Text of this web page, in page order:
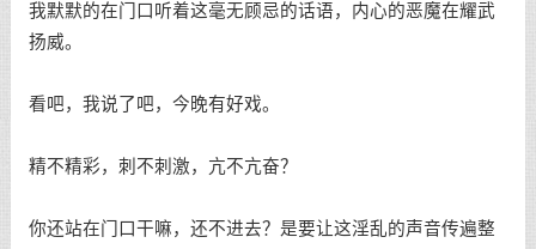
我默默的在门口听着这毫无顾忌的话语，内心的恶魔在耀武
扬威。
看吧，我说了吧，今晚有好戏。
精不精彩，刺不刺激，亢不亢奋？
你还站在门口干嘛，还不进去？是要让这淫乱的声音传遍整